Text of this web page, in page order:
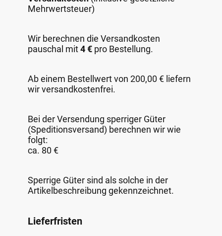
Mehrwertsteuer)
Wir berechnen die Versandkosten
pauschal mit4 € pro Bestellung.
Ab einem Bestellwert von 200,00 € liefern
wir versandkostenfrei.
Bei der Versendung sperriger Güter
(Speditionsversand) berechnen wir wie
folgt:
ca. 80 €
Sperrige Güter sind als solche in der
Artikelbeschreibung gekennzeichnet.
Lieferfristen